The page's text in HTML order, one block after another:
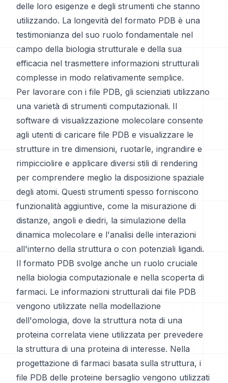
delle loro esigenze e degli strumenti che stanno
utilizzando. La longevità del formato PDB è una
testimonianza del suo ruolo fondamentale nel
campo della biologia strutturale e della sua
efficacia nel trasmettere informazioni strutturali
complesse in modo relativamente semplice.
Per lavorare con i file PDB, gli scienziati utilizzano
una varietà di strumenti computazionali. Il
software di visualizzazione molecolare consente
agli utenti di caricare file PDB e visualizzare le
strutture in tre dimensioni, ruotarle, ingrandire e
rimpicciolire e applicare diversi stili di rendering
per comprendere meglio la disposizione spaziale
degli atomi. Questi strumenti spesso forniscono
funzionalità aggiuntive, come la misurazione di
distanze, angoli e diedri, la simulazione della
dinamica molecolare e l'analisi delle interazioni
all'interno della struttura o con potenziali ligandi.
Il formato PDB svolge anche un ruolo cruciale
nella biologia computazionale e nella scoperta di
farmaci. Le informazioni strutturali dai file PDB
vengono utilizzate nella modellazione
dell'omologia, dove la struttura nota di una
proteina correlata viene utilizzata per prevedere
la struttura di una proteina di interesse. Nella
progettazione di farmaci basata sulla struttura, i
file PDB delle proteine bersaglio vengono utilizzati